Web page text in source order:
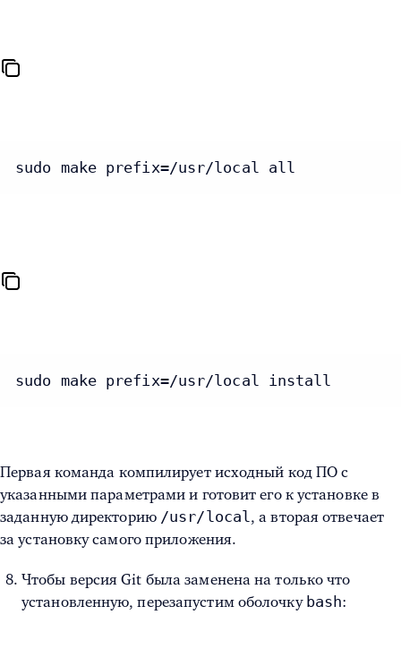
sudo make prefix=/usr/local all
sudo make prefix=/usr/local install
Первая команда компилирует исходный код ПО с
указанными параметрами и готовит его к установке в
заданную директорию /usr/local , а вторая отвечает
за установку самого приложения.
Чтобы версия Git была заменена на только что
установленную, перезапустим оболочку bash: